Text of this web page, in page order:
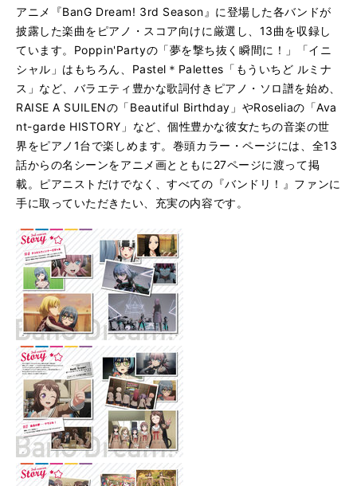
アニメ『BanG Dream! 3rd Season』に登場した各バンドが
披露した楽曲をピアノ・スコア向けに厳選し、13曲を収録し
ています。Poppin'Partyの「夢を撃ち抜く瞬間に！」「イニ
シャル」はもちろん、Pastel＊Palettes「もういちど ルミナ
ス」など、バラエティ豊かな歌詞付きピアノ・ソロ譜を始め、
RAISE A SUILENの「Beautiful Birthday」やRoseliaの「Ava
nt-garde HISTORY」など、個性豊かな彼女たちの音楽の世
界をピアノ1台で楽しめます。巻頭カラー・ページには、全13
話からの名シーンをアニメ画とともに27ページに渡って掲
載。ピアニストだけでなく、すべての『バンドリ！』ファンに
手に取っていただきたい、充実の内容です。